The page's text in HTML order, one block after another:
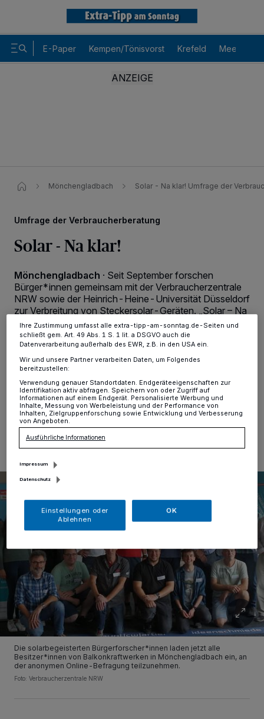
E-Paper Kempen/Tönisvorst Krefeld Meerbusch
Mönchengladbach Solar - Na klar! Umfrage der
Umfrage der Verbraucherberatung
Solar - Na klar!
Mönchengladbach · Seit September forschen
Bürger*innen gemeinsam mit der Verbraucherzentrale
NRW sowie der Heinrich-Heine-Universität Düsseldorf
zur Verbreitung von Steckersolar-Geräten. „Solar – Na
klar!“ lautet der Titel des Projekts. Jetzt sind alle
Besitzer*innen von sogenannten Balkonkraftwerken
aus Mönchengladbach eingeladen, an einer Online-
Umfrage teilzunehmen und so die Bürgerforschung zu
unterstützen.
05.11.2023 , 08:00 Uhr Eine Minute Lesezeit
Die solarbegeisterten Bürgerforscher*innen laden jetzt alle
Besitzer*innen von Balkonkraftwerken in Mönchengladbach ein, an
der anonymen Online-Befragung teilzunehmen.
Foto: Verbraucherzentrale NRW
personenbezogene Daten wie Browserdaten oder eindeutige
Kennungen auf Ihrem Gerät zu. Durch Auswahl von OK aktivieren Sie
verarbeiten Daten, um Ihnen Dienste bereitzustellen“ aufgeführten
Zwecke. Wenn Tracker deaktiviert sind, sind manche Inhalte und
dieses Menü jederzeit wieder aufrufen, um Ihre Einstellungen zu
ändern oder Ihre Einwilligung zu widerrufen, indem Sie auf den Link
Einstellungen oder Ablehnen am unteren Rand der Webseite klicken.
Ihre Einstellungen gelten innerhalb unseres Website. Weitere
Informationen finden Sie in unserer Datenschutzerklärung.
Ihre Zustimmung umfasst alle extra-tipp-am-sonntag.de-Seiten und
schließt gem. Art. 49 Abs. 1 S. 1 lit. a DSGVO auch die
Datenverarbeitung außerhalb des EWR, z.B. in den USA ein.
Wir und unsere Partner verarbeiten Daten, um Folgendes
bereitzustellen:
Verwendung genauer Standortdaten. Endgeräteeigenschaften zur
Identifikation aktiv abfragen. Speichern von oder Zugriff auf
Informationen auf einem Endgerät. Personalisierte Werbung und
Inhalte, Messung von Werbeleistung und der Performance von
Inhalten, Zielgruppenforschung sowie Entwicklung und Verbesserung
von Angeboten.
Ausführliche Informationen
Impressum
Datenschutz
Einstellungen oder
Ablehnen
OK